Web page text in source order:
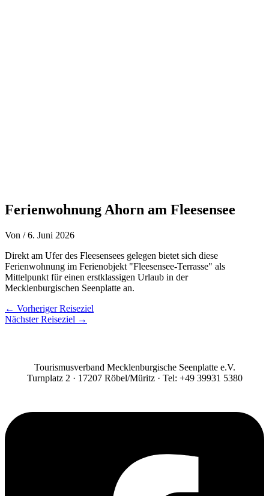
Ferienwohnung Ahorn am Fleesensee
Von /6. Juni 2026
Direkt am Ufer des Fleesensees gelegen bietet sich diese
Ferienwohnung im Ferienobjekt "Fleesensee-Terrasse" als
Mittelpunkt für einen erstklassigen Urlaub in der
Mecklenburgischen Seenplatte an.
← Vorheriger Reiseziel
Nächster Reiseziel →
Tourismusverband Mecklenburgische Seenplatte e.V.
Turnplatz 2 · 17207 Röbel/Müritz · Tel: +49 39931 5380